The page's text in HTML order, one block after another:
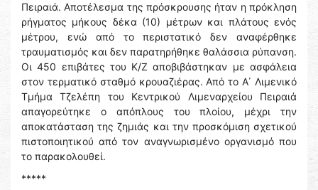
Πειραιά. Αποτέλεσμα της πρόσκρουσης ήταν η πρόκληση
ρήγματος μήκους δέκα (10) μέτρων και πλάτους ενός
μέτρου, ενώ από το περιστατικό δεν αναφέρθηκε
τραυματισμός και δεν παρατηρήθηκε θαλάσσια ρύπανση.
Οι 450 επιβάτες του Κ/Ζ αποβιβάστηκαν με ασφάλεια
στον τερματικό σταθμό κρουαζιέρας. Από το Α΄ Λιμενικό
Τμήμα Τζελέπη του Κεντρικού Λιμεναρχείου Πειραιά
απαγορεύτηκε ο απόπλους του πλοίου, μέχρι την
αποκατάσταση της ζημιάς και την προσκόμιση σχετικού
πιστοποιητικού από τον αναγνωρισμένο οργανισμό που
το παρακολουθεί.
*****